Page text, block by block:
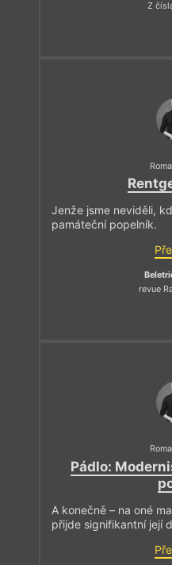
Z
Jenže jsme neviděli,
památeční popelník.
revue
Pádlo:
A konečně – na oné
přijde signifikantní její